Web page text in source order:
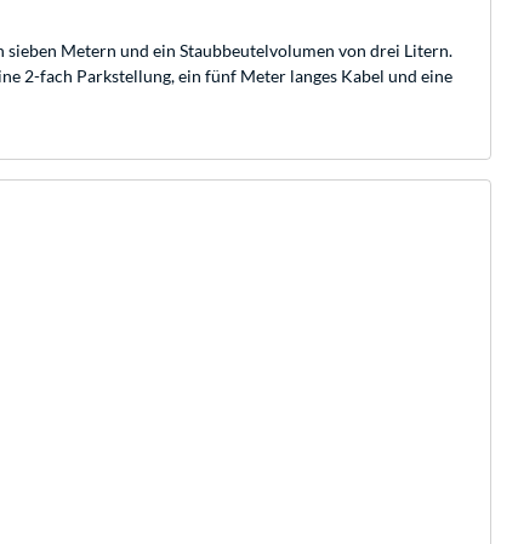
Metern und ein Staubbeutelvolumen von drei Litern.
2-fach Parkstellung, ein fünf Meter langes Kabel und eine